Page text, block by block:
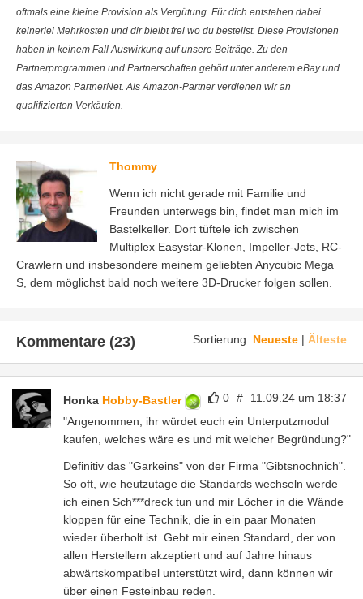
oftmals eine kleine Provision als Vergütung. Für dich entstehen dabei
keinerlei Mehrkosten und dir bleibt frei wo du bestellst. Diese Provisionen
haben in keinem Fall Auswirkung auf unsere Beiträge. Zu den
Partnerprogrammen und Partnerschaften gehört unter anderem eBay und
das Amazon PartnerNet. Als Amazon-Partner verdienen wir an
qualifizierten Verkäufen.
Thommy
Wenn ich nicht gerade mit Familie und
Freunden unterwegs bin, findet man mich im
Bastelkeller. Dort tüftele ich zwischen
Multiplex Easystar-Klonen, Impeller-Jets, RC-
Crawlern und insbesondere meinem geliebten Anycubic Mega
S, dem möglichst bald noch weitere 3D-Drucker folgen sollen.
Sortierung: Neueste | Älteste
Kommentare (23)
0 # 11.09.24 um 18:37
Honka Hobby-Bastler
"Angenommen, ihr würdet euch ein Unterputzmodul
kaufen, welches wäre es und mit welcher Begründung?"
Definitiv das "Garkeins" von der Firma "Gibtsnochnich".
So oft, wie heutzutage die Standards wechseln werde
ich einen Sch***dreck tun und mir Löcher in die Wände
kloppen für eine Technik, die in ein paar Monaten
wieder überholt ist. Gebt mir einen Standard, der von
allen Herstellern akzeptiert und auf Jahre hinaus
abwärtskompatibel unterstützt wird, dann können wir
über einen Festeinbau reden.